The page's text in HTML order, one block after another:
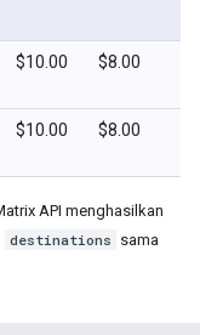
$10.00 $8.00
$10.00 $8.00
API menghasilkan
destinations sama